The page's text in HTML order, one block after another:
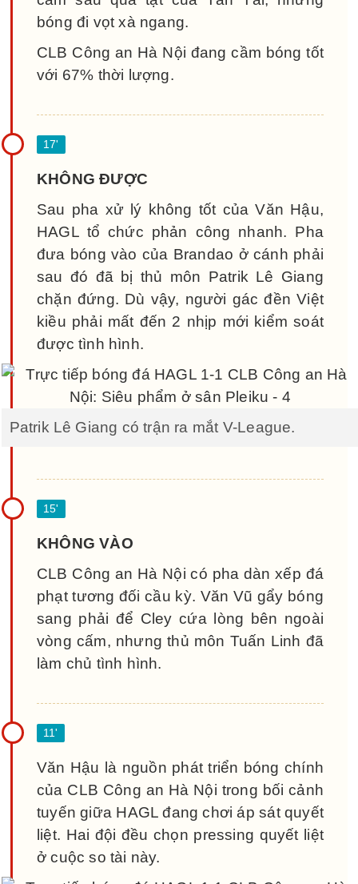
bóng đi vọt xà ngang.
CLB Công an Hà Nội đang cầm bóng tốt
với 67% thời lượng.
KHÔNG ĐƯỢC
Sau pha xử lý không tốt của Văn Hậu,
HAGL tổ chức phản công nhanh. Pha
đưa bóng vào của Brandao ở cánh phải
sau đó đã bị thủ môn Patrik Lê Giang
chặn đứng. Dù vậy, người gác đền Việt
kiều phải mất đến 2 nhịp mới kiểm soát
được tình hình.
Patrik Lê Giang có trận ra mắt V-League.
KHÔNG VÀO
CLB Công an Hà Nội có pha dàn xếp đá
phạt tương đối cầu kỳ. Văn Vũ gẩy bóng
sang phải để Cley cứa lòng bên ngoài
vòng cấm, nhưng thủ môn Tuấn Linh đã
làm chủ tình hình.
Văn Hậu là nguồn phát triển bóng chính
của CLB Công an Hà Nội trong bối cảnh
tuyến giữa HAGL đang chơi áp sát quyết
liệt. Hai đội đều chọn pressing quyết liệt
ở cuộc so tài này.